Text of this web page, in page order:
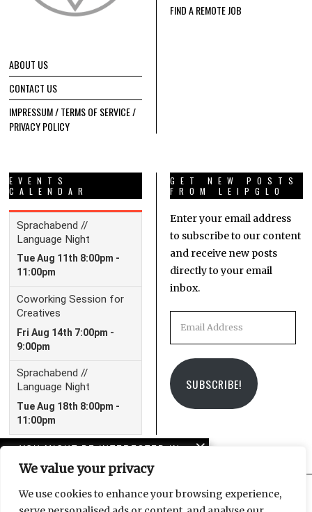
We value your privacy
We use cookies to enhance your browsing experience,
YOU MIGHT BE INTERESTED IN
German elections: four
internationals, four
opinions
ABOUT US
CONTACT US
IMPRESSUM / TERMS OF SERVICE /
PRIVACY POLICY
FIND A REMOTE JOB
EVENTS
CALENDAR
GET NEW POSTS
FROM LEIPGLO
Enter your email address
to subscribe to our content
and receive new posts
directly to your email
inbox.
SUBSCRIBE!